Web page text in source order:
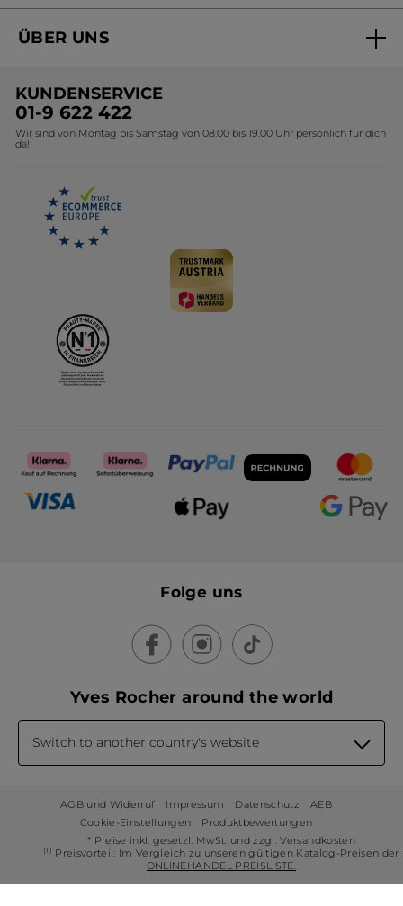
Black Friday Yves Rocher
Geschenkideen Yves Rocher
Kollektion Monoi Yves Rocher
ÜBER UNS
Umweltstiftung YR
Affiliate Programm
KUNDENSERVICE
01-9 622 422
Wir sind von Montag bis Samstag von 08.00 bis 19.00 Uhr persönlich für dich
da!
Folge uns
Yves Rocher around the world
Switch to another country's website
AGB und Widerruf Impressum Datenschutz
AEB
Cookie-Einstellungen
Produktbewertungen
* Preise inkl. gesetzl. MwSt. und zzgl. Versandkosten
(1) Preisvorteil: Im Vergleich zu unseren gültigen Katalog-Preisen der
ONLINEHANDEL PREISLISTE.